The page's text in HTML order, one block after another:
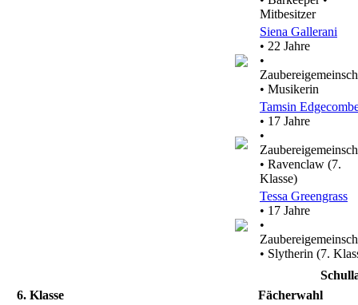
Mitbesitzer
Siena Gallerani
• 22 Jahre
•
• Musikerin
Tamsin
• 17 Jahre
•
• Ravenclaw (7.
Klasse)
Tessa Greengrass
• 17 Jahre
•
• Slytherin (7.
6. Klasse
Fächerwahl